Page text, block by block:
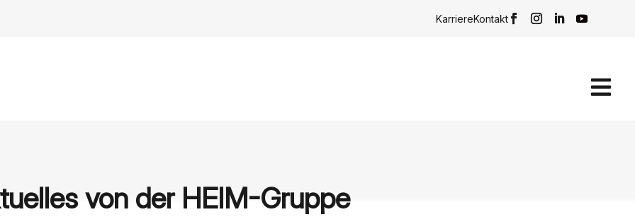
KarriereKontakt

von der HEIM-Gruppe